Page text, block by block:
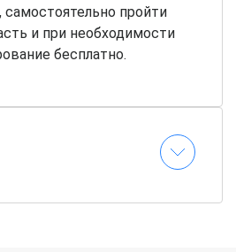
пройти
и при необходимости
бесплатно.